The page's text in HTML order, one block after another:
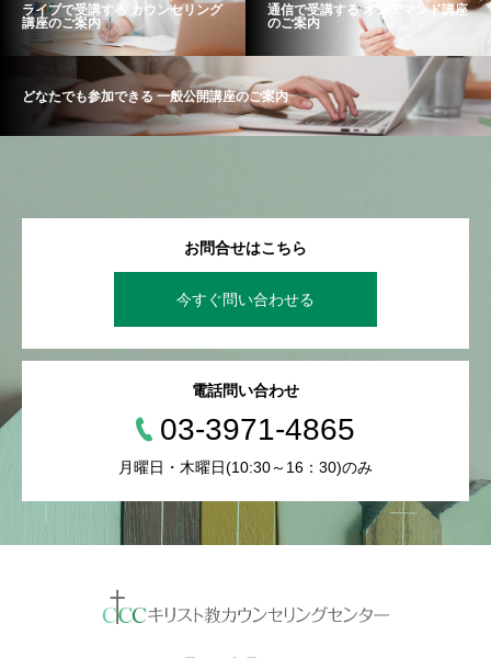
ライブで受講する カウンセリング
講座のご案内
通信で受講する オンデマンド講座
のご案内
どなたでも参加できる 一般公開講座のご案内
お問合せはこちら
今すぐ問い合わせる
電話問い合わせ
03-3971-4865
月曜日・木曜日(10:30～16：30)のみ